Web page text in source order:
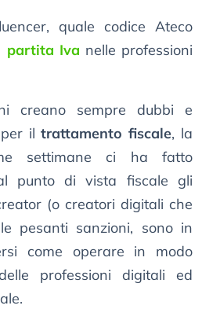
quale codice Ateco
partita Iva nelle professioni
creano sempre dubbi e
per iltrattamento fiscale, la
settimane ci ha fatto
punto di vista fiscale gli
(o creatori digitali che
pesanti sanzioni, sono in
come operare in modo
professioni digitali ed